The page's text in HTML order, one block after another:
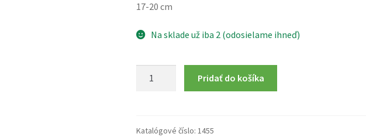
17-20 cm
Na sklade už iba 2 (odosielame ihneď)
kĺbu
Pridať do košíka
Katalógové číslo:1455